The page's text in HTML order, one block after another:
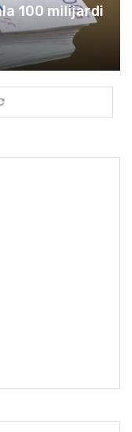
100 milijardi